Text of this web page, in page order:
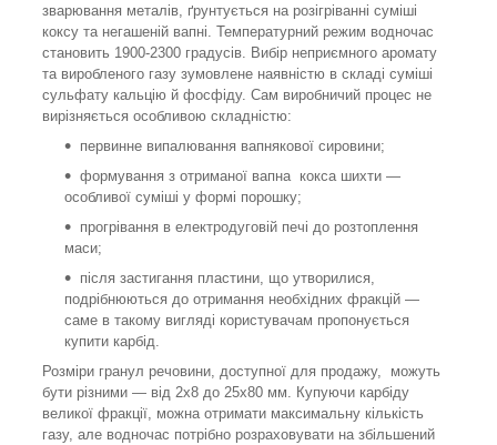
зварювання металів, ґрунтується на розігріванні суміші
коксу та негашеній вапні. Температурний режим водночас
становить 1900-2300 градусів. Вибір неприємного аромату
та виробленого газу зумовлене наявністю в складі суміші
сульфату кальцію й фосфіду. Сам виробничий процес не
вирізняється особливою складністю:
первинне випалювання вапнякової сировини;
формування з отриманої вапна кокса шихти —
особливої суміші у формі порошку;
прогрівання в електродуговій печі до розтоплення
маси;
після застигання пластини, що утворилися,
подрібнюються до отримання необхідних фракцій —
саме в такому вигляді користувачам пропонується
купити карбід.
Розміри гранул речовини, доступної для продажу, можуть
бути різними — від 2х8 до 25х80 мм. Купуючи карбіду
великої фракції, можна отримати максимальну кількість
газу, але водночас потрібно розраховувати на збільшений